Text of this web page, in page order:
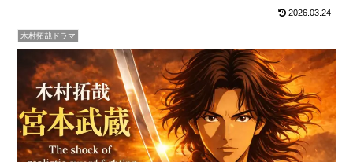
2026.03.24
木村拓哉ドラマ